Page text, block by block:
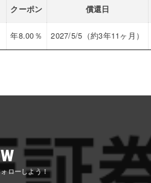
クーポン 償還日
年8.00％ 2027/5/5（約3年11ヶ月）